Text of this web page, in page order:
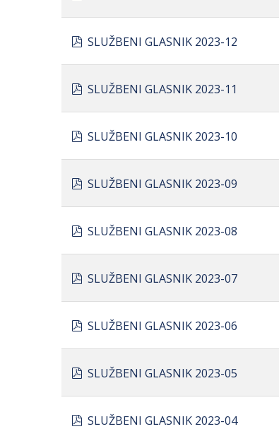
pdf
SLUŽBENI GLASNIK 2023-12
pdf
SLUŽBENI GLASNIK 2023-11
pdf
SLUŽBENI GLASNIK 2023-10
pdf
SLUŽBENI GLASNIK 2023-09
pdf
SLUŽBENI GLASNIK 2023-08
pdf
SLUŽBENI GLASNIK 2023-07
pdf
SLUŽBENI GLASNIK 2023-06
pdf
SLUŽBENI GLASNIK 2023-05
pdf
SLUŽBENI GLASNIK 2023-04